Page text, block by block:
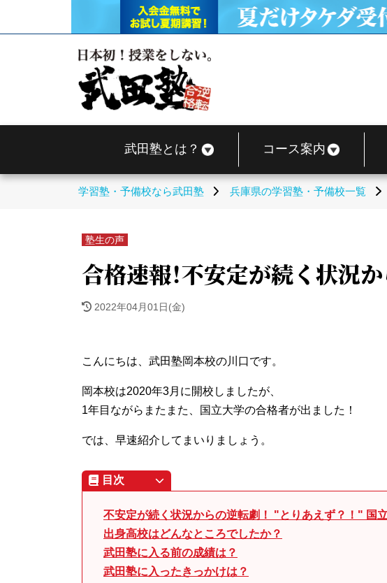
武田塾とは？ コース案内
学習塾・予備校なら武田塾 兵庫県の学習塾・予備校一覧
塾生の声
合格速報！不安定が続く状況
2022年04月01日(金)
こんにちは、武田塾岡本校の川口です。
岡本校は2020年3月に開校しましたが、
1年目ながらまたまた、国立大学の合格者が出ました！
では、早速紹介してまいりましょう。
目次
不安定が続く状況からの逆転劇！ "とりあえず？！" 国
出身高校はどんなところでしたか？
武田塾に入る前の成績は？
武田塾に入ったきっかけは？